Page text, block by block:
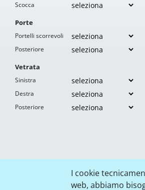
I cookie
web, abbiamo
Scocca
Porte
Portelli scorrevoli
Posteriore
Vetrata
Sinistra
Destra
Posteriore